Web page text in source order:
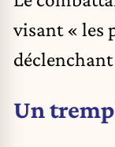
visant « les
Un